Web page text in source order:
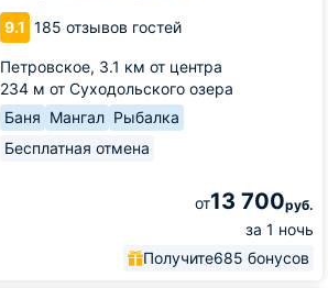
9.1 185 отзывов гостей
Петровское, 3.1 км от центра
234 м от Суходольского озера
Баня Мангал Рыбалка
Бесплатная отмена
от13 700руб.
за 1 ночь
Получите685 бонусов